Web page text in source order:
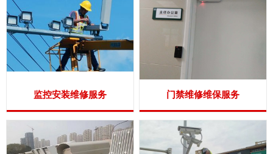
们
首
页
监控安装维修服务 门禁维修维保服务